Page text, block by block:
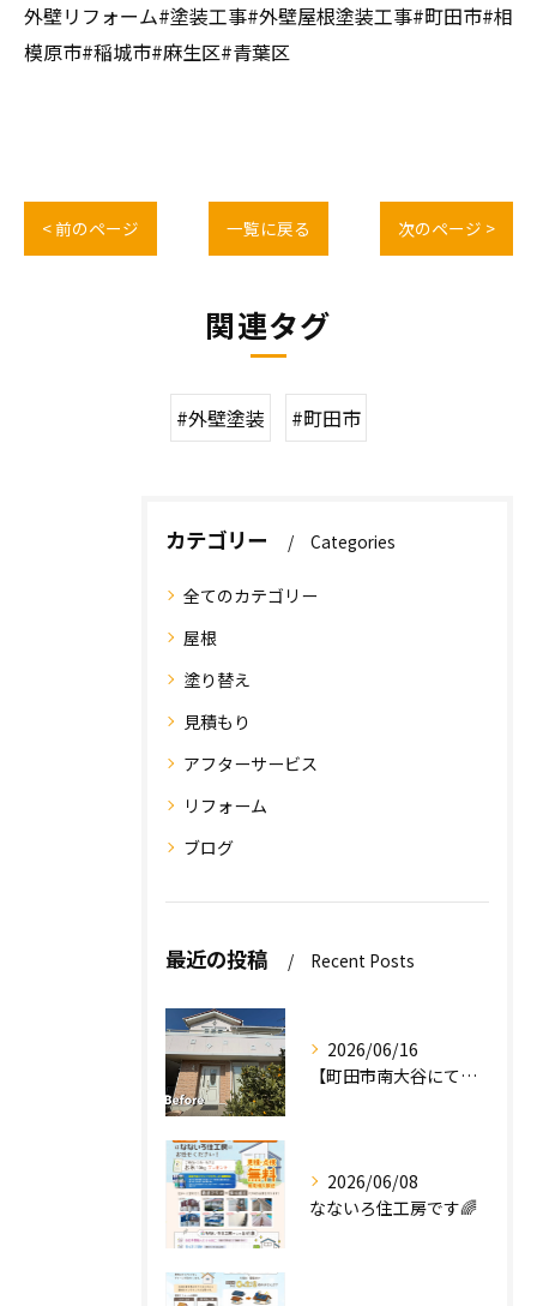
外壁リフォーム#塗装工事#外壁屋根塗装工事#町田市#相
模原市#稲城市#麻生区#青葉区
< 前のページ 一覧に戻る 次のページ >
関連タグ
#外壁塗装 #町田市
カテゴリー Categories
全てのカテゴリー
屋根
塗り替え
見積もり
アフターサービス
リフォーム
ブログ
最近の投稿 Recent Posts
2026/06/16
【町田市南大谷にて外壁塗装工事完工のお知らせ】
2026/06/08
なないろ住工房です🌈